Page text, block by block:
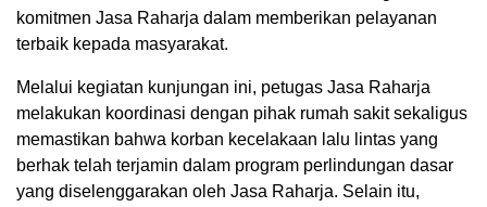
komitmen Jasa Raharja dalam memberikan pelayanan
terbaik kepada masyarakat.
Melalui kegiatan kunjungan ini, petugas Jasa Raharja
melakukan koordinasi dengan pihak rumah sakit sekaligus
memastikan bahwa korban kecelakaan lalu lintas yang
berhak telah terjamin dalam program perlindungan dasar
yang diselenggarakan oleh Jasa Raharja. Selain itu,